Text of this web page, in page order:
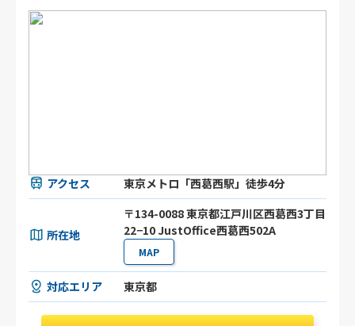
アクセス 東京メトロ「西葛西駅」徒歩4分
所在地
〒134-0088 東京都江戸川区西葛西3丁目
22−10 JustOffice西葛西502A
MAP
対応エリア 東京都